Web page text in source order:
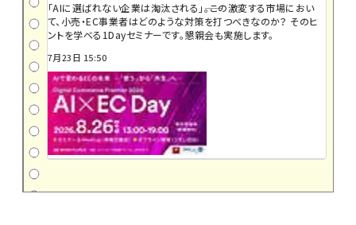
「AIに選ばれない企業は淘汰される」――。この激変する市場におい
て、小売・EC事業者はどのような対策を打つべきなのか？ そのヒ
ントを学べる1Dayセミナーです。懇親会も実施します。
7月23日 15:50